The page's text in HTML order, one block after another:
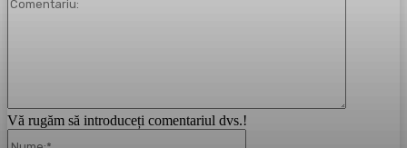
Vă rugăm să introduceți comentariul dvs.!